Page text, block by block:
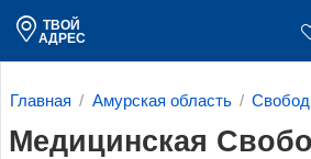
ТВОЙ
АДРЕС
Главная Амурская область
Медицинская